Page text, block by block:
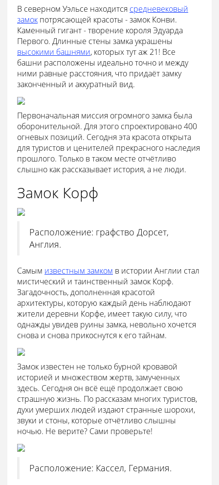
В северном Уэльсе находится средневековый
замок потрясающей красоты - замок Конви.
Каменный гигант - творение короля Эдуарда
Первого. Длинные стены замка украшены
высокими башнями, которых тут аж 21! Все
башни расположены идеально точно и между
ними равные расстояния, что придаёт замку
законченный и аккуратный вид.
Первоначальная миссия огромного замка была
оборонительной. Для этого спроектировано 400
огневых позиций. Сегодня эта красота открыта
для туристов и ценителей прекрасного наследия
прошлого. Только в таком месте отчётливо
слышно как рассказывает история, а не люди.
Замок Корф
Расположение: графство Дорсет,
Англия.
Самым известным замком в истории Англии стал
мистический и таинственный замок Корф.
Загадочность, дополненная красотой
архитектуры, которую каждый день наблюдают
жители деревни Корфе, имеет такую силу, что
однажды увидев руины замка, невольно хочется
снова и снова прикоснутся к его тайнам.
Замок известен не только бурной кровавой
историей и множеством жертв, замученных
здесь. Сегодня он всё ещё продолжает свою
страшную жизнь. По рассказам многих туристов,
духи умерших людей издают странные шорохи,
звуки и стоны, которые отчётливо слышны
ночью. Не верите? Сами проверьте!
Расположение: Кассел, Германия.